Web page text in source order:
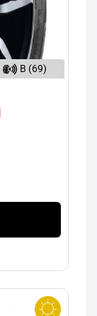
B (69)